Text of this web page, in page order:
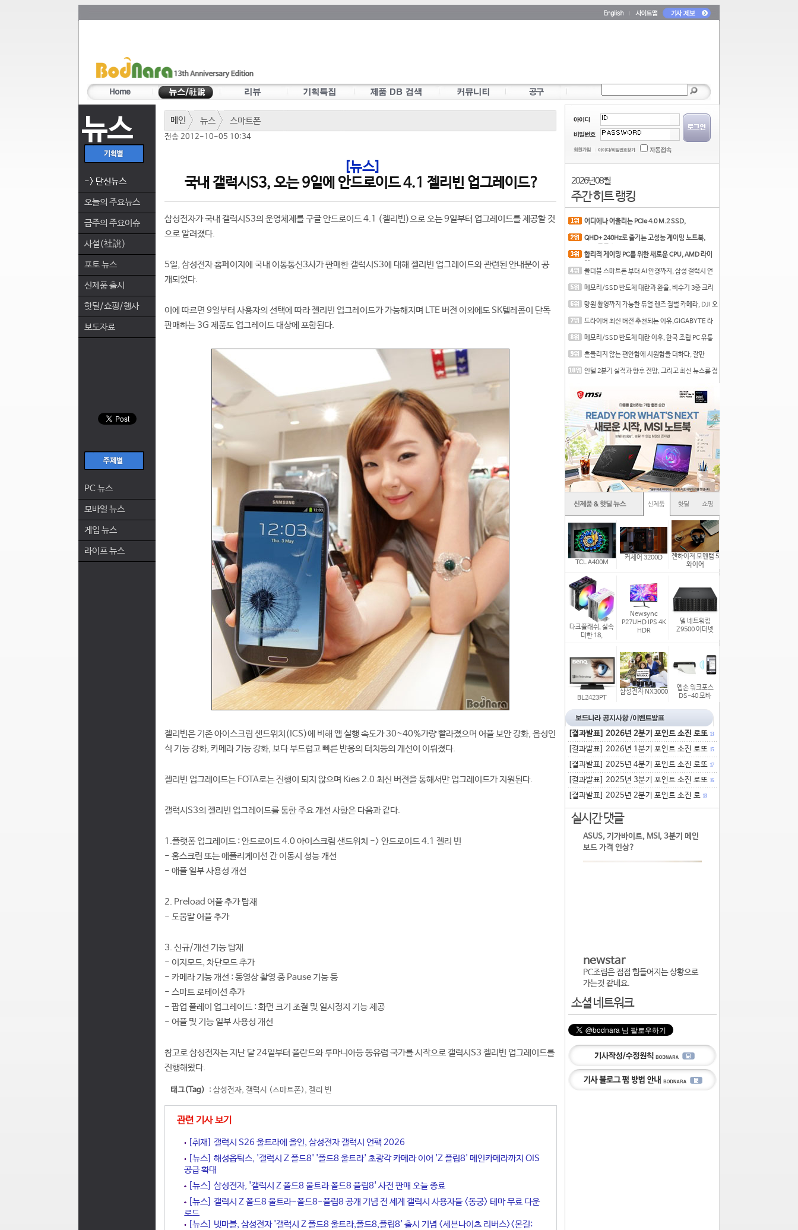
뉴스
-> 단신뉴스
오늘의 주요뉴스
금주의 주요이슈
사설(社說)
포토 뉴스
신제품 출시
핫딜/쇼핑/행사
보도자료
PC 뉴스
모바일 뉴스
게임 뉴스
라이프 뉴스
메인 뉴스 스마트폰
전송 2012-10-05 10:34
[뉴스]
국내 갤럭시S3, 오는 9일에 안드로이드 4.1 젤리빈 업그레이드?
삼성전자가 국내 갤럭시S3의 운영체제를 구글 안드로이드 4.1 (젤리빈)으로 오는 9일부터 업그레이드를 제공할 것
으로 알려졌다.
5일, 삼성전자 홈페이지에 국내 이통통신3사가 판매한 갤럭시S3에 대해 젤리빈 업그레이드와 관련된 안내문이 공
개되었다.
이에 따르면 9일부터 사용자의 선택에 따라 젤리빈 업그레이드가 가능해지며 LTE 버전 이외에도 SK텔레콤이 단독
판매하는 3G 제품도 업그레이드 대상에 포함된다.
젤리빈은 기존 아이스크림 샌드위치(ICS)에 비해 앱 실행 속도가 30~40%가량 빨라졌으며 어플 보안 강화, 음성인
식 기능 강화, 카메라 기능 강화, 보다 부드럽고 빠른 반응의 터치등의 개선이 이뤄졌다.
젤리빈 업그레이드는 FOTA로는 진행이 되지 않으며 Kies 2.0 최신 버전을 통해서만 업그레이드가 지원된다.
갤럭시S3의 젤리빈 업그레이드를 통한 주요 개선 사항은 다음과 같다.
1.플랫폼 업그레이드 : 안드로이드 4.0 아이스크림 샌드위치 -> 안드로이드 4.1 젤리 빈
- 홈스크린 또는 애플리케이션 간 이동시 성능 개선
- 애플 일부 사용성 개선
2. Preload 어플 추가 탑재
- 도움말 어플 추가
3. 신규/개선 기능 탑재
- 이지모드, 차단모드 추가
- 카메라 기능 개선 : 동영상 촬영 중 Pause 기능 등
- 스마트 로테이션 추가
- 팝업 플레이 업그레이드 : 화면 크기 조절 및 일시정지 기능 제공
- 어플 및 기능 일부 사용성 개선
참고로 삼성전자는 지난 달 24일부터 폴란드와 루마니아등 동유럽 국가를 시작으로 갤럭시S3 젤리빈 업그레이드를
진행해왔다.
태그(Tag) : 삼성전자, 갤럭시 (스마트폰) , 젤리 빈
관련 기사 보기
[취재] 갤럭시 S26 울트라에 올인, 삼성전자 갤럭시 언팩 2026
[뉴스] 해성옵틱스, '갤럭시 Z 폴드8' '폴드8 울트라' 초광각 카메라 이어 'Z 플립8' 메인카메라까지 OIS
공급 확대
[뉴스] 삼성전자, '갤럭시 Z 폴드8 울트라 폴드8 플립8' 사전 판매 오늘 종료
[뉴스] 갤럭시 Z 폴드8 울트라-폴드8-플립8 공개 기념 전 세계 갤럭시 사용자들 <동궁> 테마 무료 다운
로드
[뉴스] 넷마블, 삼성전자 '갤럭시 Z 폴드8 울트라,폴드8,플립8' 출시 기념 <세븐나이츠 리버스><몬길:
2026년 08월
주간 히트 랭킹
어디에나 어울리는 PCIe 4.0 M.2 SSD,
QHD+ 240Hz로 즐기는 고성능 게이밍 노트북,
합리적 게이밍 PC를 위한 새로운 CPU, AMD 라이
폴더블 스마트폰 부터 AI 안경까지, 삼성 갤럭시 언
메모리/SSD 반도체 대란과 환율, 비수기 3중 크리
망원 촬영까지 가능한 듀얼 렌즈 짐벌 카메라, DJI 오
드라이버 최신 버전 추천되는 이유,GIGABYTE 라
메모리/SSD 반도체 대란 이후, 한국 조립 PC 유통
흔들리지 않는 편안함에 시원함을 더하다, 잘만
인텔 2분기 실적과 향후 전망, 그리고 최신 뉴스를 정
TCL A400M
커세어 3200D
젠하이저 모멘텀 5
와이어
다크플래쉬, 실속
더한 18,
Newsync
P27UHD IPS 4K
HDR
델 네트워킹
Z9500 이더넷
BL2423PT
삼성전자 NX3000
엡손 워크포스
DS-40 모바
[결과발표] 2026년 2분기 포인트 소진 로또 13
[결과발표] 2026년 1분기 포인트 소진 로또 15
[결과발표] 2025년 4분기 포인트 소진 로또 17
[결과발표] 2025년 3분기 포인트 소진 로또 16
[결과발표] 2025년 2분기 포인트 소진 로 18
실시간 댓글
ASUS, 기가바이트, MSI, 3분기 메인
보드 가격 인상?
newstar
PC조립은 점점 힘들어지는 상황으로
가는것 같네요.
소셜 네트워크